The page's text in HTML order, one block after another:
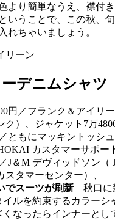
より簡単なうえ、襟付
いうことで、この秋、
れちゃいましょう。
リーン
デニムシャツ
でスーツが刷新 秋口に
イルを約束するカラーシ
くなったらインナーとし